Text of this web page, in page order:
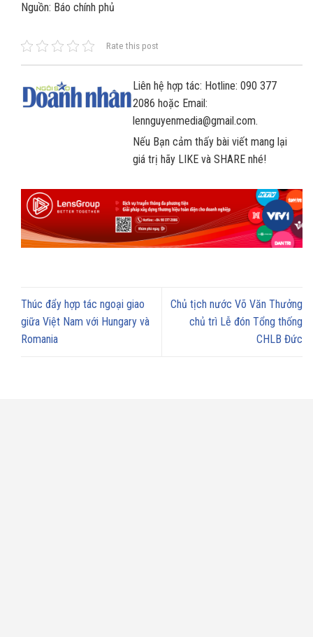
Nguồn: Báo chính phủ
Rate this post
Liên hệ hợp tác: Hotline: 090 377
2086 hoặc Email:
lennguyenmedia@gmail.com.
Nếu Bạn cảm thấy bài viết mang lại
giá trị hãy LIKE và SHARE nhé!
Thúc đẩy hợp tác ngoại giao
giữa Việt Nam với Hungary và
Romania
Chủ tịch nước Võ Văn Thưởng
chủ trì Lễ đón Tổng thống
CHLB Đức